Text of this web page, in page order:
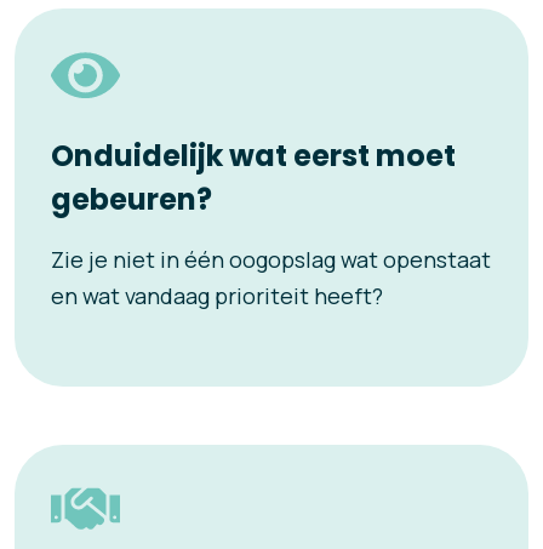
Onduidelijk wat eerst moet
gebeuren?
Zie je niet in één oogopslag wat openstaat
en wat vandaag prioriteit heeft?